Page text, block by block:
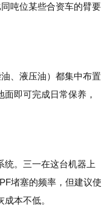
吨位某些合资车的臂要
、液压油）都集中布置
即可完成日常保养，
统。三一在这台机器上
堵塞的频率，但建议使
本不低。